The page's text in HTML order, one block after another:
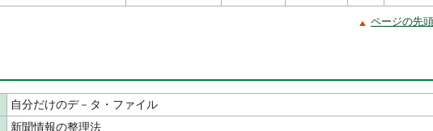
ページの先
自分だけのデ－タ・ファイル
新聞情報の整理法